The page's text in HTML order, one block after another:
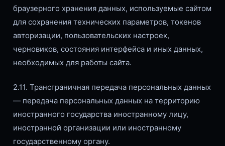
браузерного хранения данных, используемые сайтом
для сохранения технических параметров, токенов
авторизации, пользовательских настроек,
черновиков, состояния интерфейса и иных данных,
необходимых для работы сайта.
2.11. Трансграничная передача персональных данных
— передача персональных данных на территорию
иностранного государства иностранному лицу,
иностранной организации или иностранному
государственному органу.